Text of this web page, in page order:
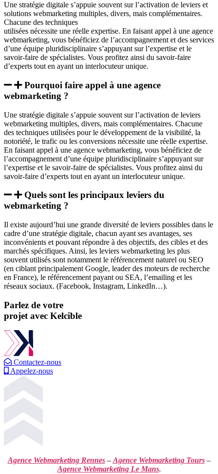
Une stratégie digitale s’appuie souvent sur l’activation de leviers et
solutions webmarketing multiples, divers, mais complémentaires.
Chacune des techniques
utilisées nécessite une réelle expertise. En faisant appel à une agence
webmarketing, vous bénéficiez de l’accompagnement et des services
d’une équipe pluridisciplinaire s’appuyant sur l’expertise et le
savoir-faire de spécialistes. Vous profitez ainsi du savoir-faire
d’experts tout en ayant un interlocuteur unique.
Pourquoi faire appel à une agence
webmarketing ?
Une stratégie digitale s’appuie souvent sur l’activation de leviers
webmarketing multiples, divers, mais complémentaires. Chacune
des techniques utilisées pour le développement de la visibilité, la
notoriété, le trafic ou les conversions nécessite une réelle expertise.
En faisant appel à une agence webmarketing, vous bénéficiez de
l’accompagnement d’une équipe pluridisciplinaire s’appuyant sur
l’expertise et le savoir-faire de spécialistes. Vous profitez ainsi du
savoir-faire d’experts tout en ayant un interlocuteur unique.
Quels sont les principaux leviers du
webmarketing ?
Il existe aujourd’hui une grande diversité de leviers possibles dans le
cadre d’une stratégie digitale, chacun ayant ses avantages, ses
inconvénients et pouvant répondre à des objectifs, des cibles et des
marchés spécifiques. Ainsi, les leviers webmarketing les plus
souvent utilisés sont notamment le référencement naturel ou SEO
(en ciblant principalement Google, leader des moteurs de recherche
en France), le référencement payant ou SEA, l’emailing et les
réseaux sociaux. (Facebook, Instagram, LinkedIn…).
Parlez de votre
projet avec Kelcible
Contactez-nous
Appelez-nous
Agence Webmarketing Rennes–Agence Webmarketing Tours–
Agence Webmarketing Le Mans.